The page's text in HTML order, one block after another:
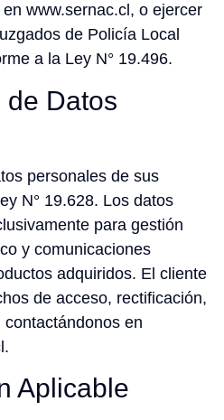
www.sernac.cl, o ejercer
de Policía Local
a la Ley N° 19.496.
de Datos
personales de sus
N° 19.628. Los datos
para gestión
y comunicaciones
adquiridos. El cliente
de acceso, rectificación,
en
Aplicable